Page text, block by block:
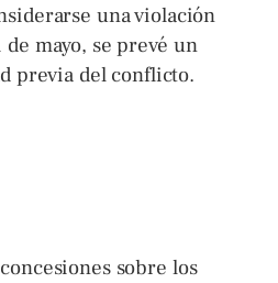
una violación
de mayo, se prevé un
previa del conflicto.
sobre los